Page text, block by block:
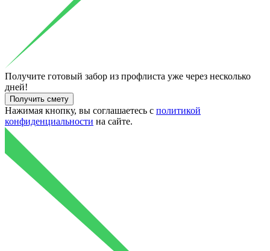
Получите готовый забор из профлиста уже через несколько
дней!
Нажимая кнопку, вы соглашаетесь с политикой
конфиденциальности на сайте.